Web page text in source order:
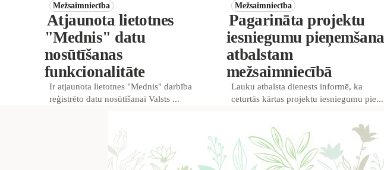
Mežsaimniecība
Atjaunota lietotnes
"Mednis" datu
nosūtīšanas
funkcionalitāte
Ir atjaunota lietotnes "Mednis" darbība
reģistrēto datu nosūtīšanai Valsts ...
Mežsaimniecība
Pagarināta projektu
iesniegumu pieņemšana
atbalstam
mežsaimniecībā
Lauku atbalsta dienests informē, ka
ceturtās kārtas projektu iesniegumu pie...